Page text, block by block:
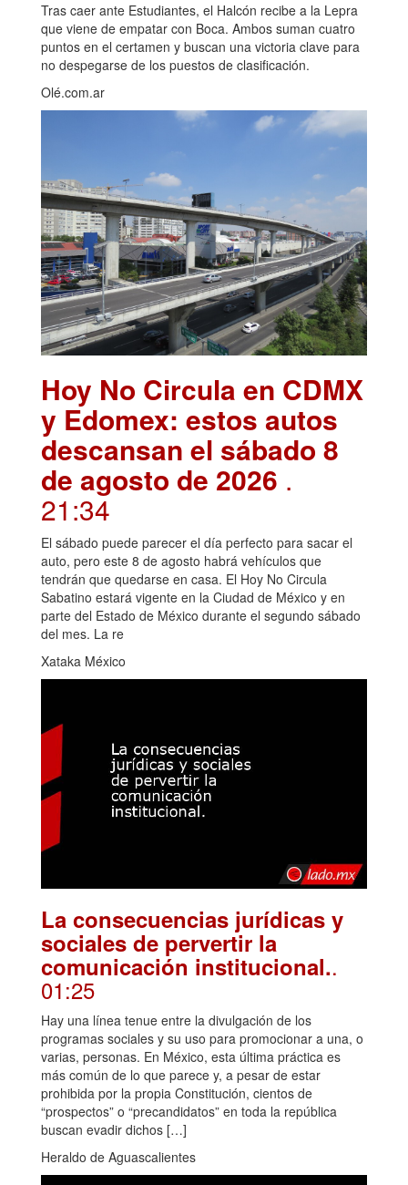
Tras caer ante Estudiantes, el Halcón recibe a la Lepra
que viene de empatar con Boca. Ambos suman cuatro
puntos en el certamen y buscan una victoria clave para
no despegarse de los puestos de clasificación.
Olé.com.ar
Hoy No Circula en CDMX
y Edomex: estos autos
descansan el sábado 8
de agosto de 2026 .
21:34
El sábado puede parecer el día perfecto para sacar el
auto, pero este 8 de agosto habrá vehículos que
tendrán que quedarse en casa. El Hoy No Circula
Sabatino estará vigente en la Ciudad de México y en
parte del Estado de México durante el segundo sábado
del mes. La re
Xataka México
La consecuencias jurídicas y
sociales de pervertir la
comunicación institucional..
01:25
Hay una línea tenue entre la divulgación de los
programas sociales y su uso para promocionar a una, o
varias, personas. En México, esta última práctica es
más común de lo que parece y, a pesar de estar
prohibida por la propia Constitución, cientos de
“prospectos” o “precandidatos” en toda la república
buscan evadir dichos […]
Heraldo de Aguascalientes